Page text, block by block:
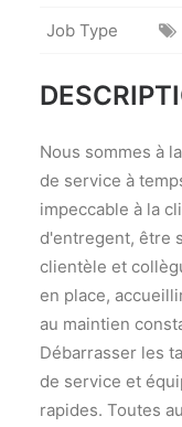
Job Type
Nous sommes à
de service à
impeccable à la
d'entregent, être
clientèle et
en place,
au maintien
Débarrasser les
de service et
rapides. Toutes